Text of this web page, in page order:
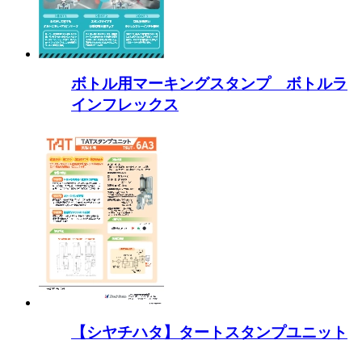
ボトル用マーキングスタンプ ボトルラ
インフレックス
【シヤチハタ】タートスタンプユニット